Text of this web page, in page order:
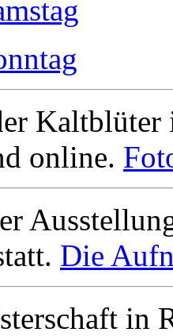
Kaltblüter
online.
Die
in